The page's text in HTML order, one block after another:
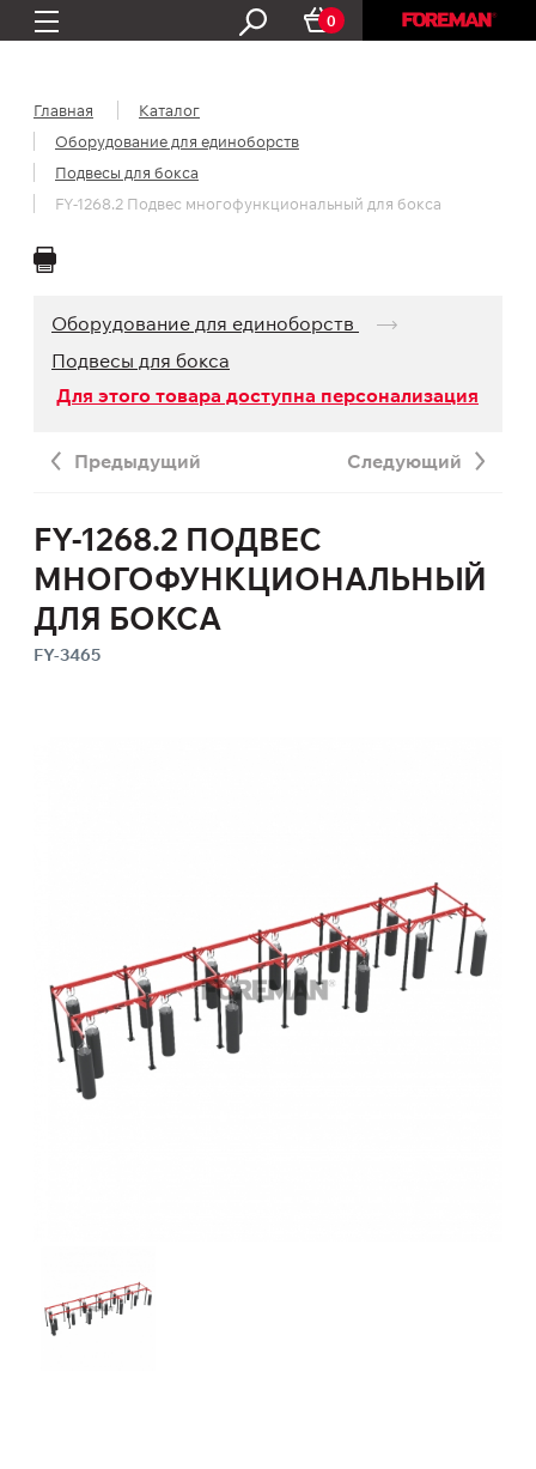
0
Главная
Каталог
Оборудование для единоборств
Подвесы для бокса
FY-1268.2 Подвес многофункциональный для бокса
Оборудование для единоборств
Подвесы для бокса
Для этого товара доступна персонализация
Предыдущий Следующий
FY-1268.2 ПОДВЕС
МНОГОФУНКЦИОНАЛЬНЫЙ
ДЛЯ БОКСА
FY-3465